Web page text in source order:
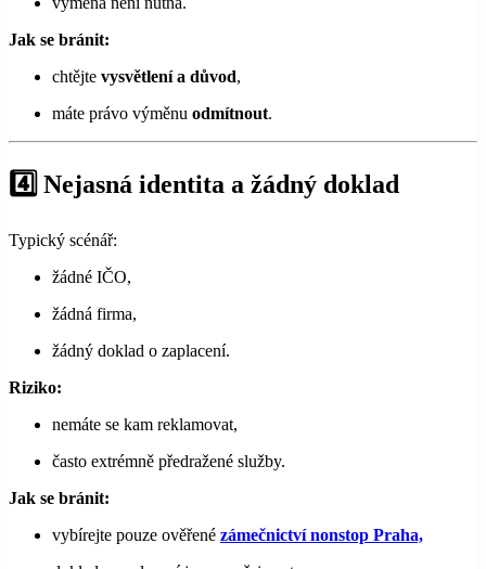
Jak se bránit:
chtějte vysvětlení a důvod,
máte právo výměnu odmítnout.
4️⃣ Nejasná identita a žádný doklad
Typický scénář:
žádné IČO,
žádná firma,
žádný doklad o zaplacení.
Riziko:
nemáte se kam reklamovat,
často extrémně předražené služby.
Jak se bránit:
vybírejte pouze ověřené zámečnictví nonstop Praha,